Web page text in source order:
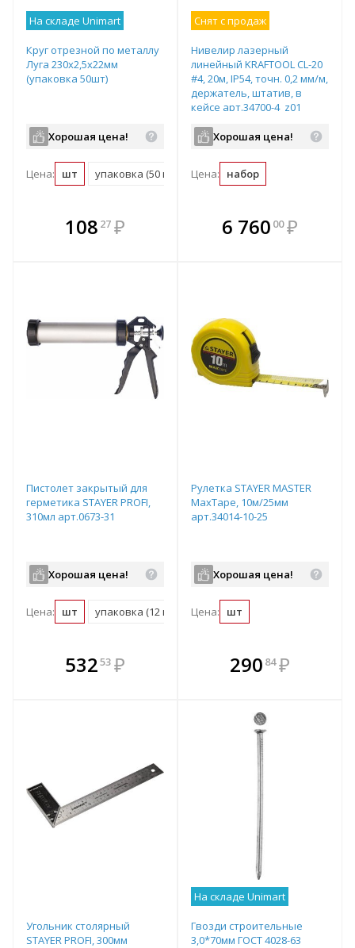
На складе Unimart
Круг отрезной по металлу
Луга 230х2,5х22мм
(упаковка 50шт)
Хорошая цена!
Цена: шт упаковка (50 шт)
108 27 ₽
В комплекте
всегда выгоднее!
Снят с продаж
Нивелир лазерный
линейный KRAFTOOL CL-20
#4, 20м, IP54, точн. 0,2 мм/м,
держатель, штатив, в
кейсе арт.34700-4_z01
Хорошая цена!
Цена: набор
В комплекте
всегда выгоднее!
6 760 00 ₽
Пистолет закрытый для
герметика STAYER PROFI,
310мл арт.0673-31
Хорошая цена!
Цена: шт упаковка (12 шт)
53253 ₽
В комплекте
всегда выгоднее!
Рулетка STAYER МASTER
MaxTape, 10м/25мм
арт.34014-10-25
Хорошая цена!
Цена: шт
В комплекте
всегда выгоднее!
290 84 ₽
Угольник столярный
STAYER PROFI, 300мм
На складе Unimart
Гвозди строительные
3,0*70мм ГОСТ 4028-63